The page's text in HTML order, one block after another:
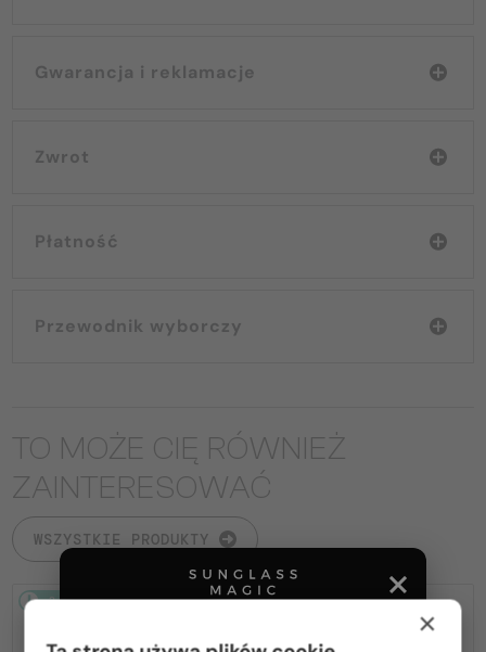
Gwarancja i reklamacje
Zwrot
Płatność
Przewodnik wyborczy
TO MOŻE CIĘ RÓWNIEŻ
ZAINTERESOWAĆ
WSZYSTKIE PRODUKTY
2-4 DNI 2-4 DNI -25%
×